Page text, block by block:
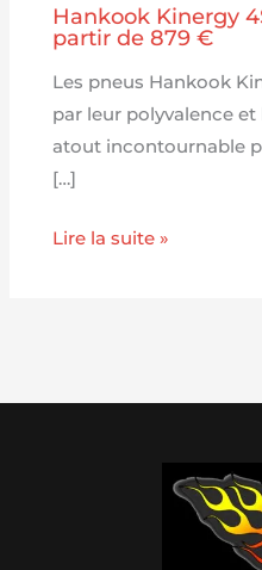
Hankook Kinergy
partir de 879 €
Les pneus Hankook
par leur polyvalence
atout incontournable
[…]
Lire la suite »